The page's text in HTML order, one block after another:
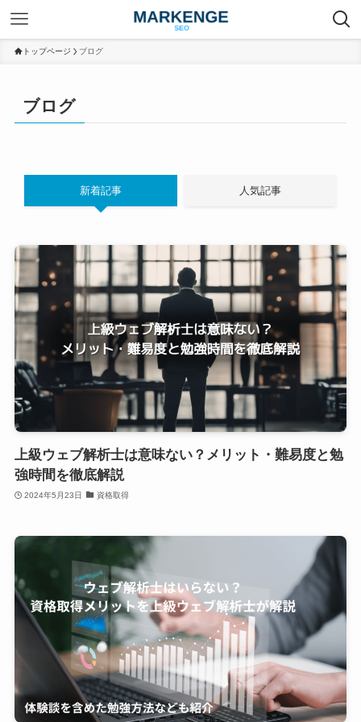
トップページ ブログ
ブログ
新着記事 人気記事
上級ウェブ解析士は意味ない？メリット・難易度と勉
強時間を徹底解説
2024年5月23日 資格取得